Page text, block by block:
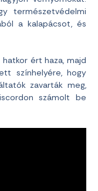
természetvédelmi
a kalapácsot, és
ért haza, majd
színhelyére, hogy
zavarták meg,
számolt be